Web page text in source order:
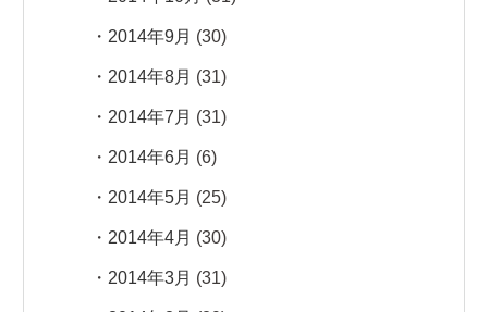
2014年9月 (30)
2014年8月 (31)
2014年7月 (31)
2014年6月 (6)
2014年5月 (25)
2014年4月 (30)
2014年3月 (31)